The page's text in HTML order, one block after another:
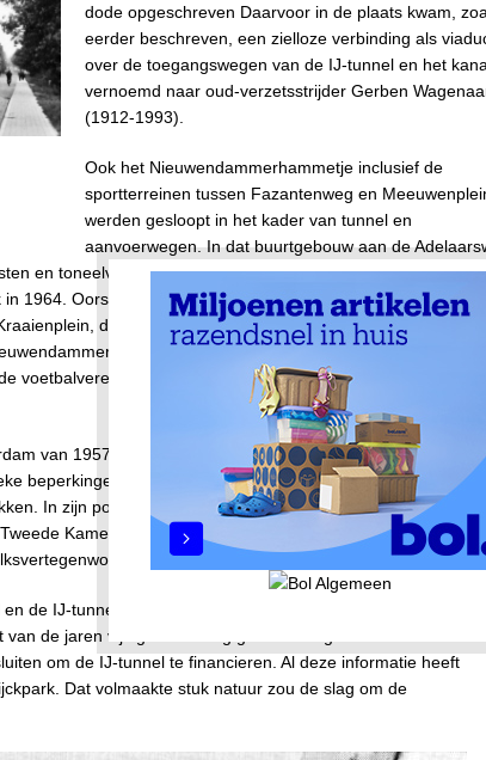
dode opgeschreven Daarvoor in de plaats kwam,
eerder beschreven, een zielloze verbinding als
over de toegangswegen van de IJ-tunnel en het
vernoemd naar oud-verzetsstrijder Gerben
(1912-1993).
Ook het Nieuwendammerhammetje inclusief de
sportterreinen tussen Fazantenweg en
werden gesloopt in het kader van tunnel en
aanvoerwegen. In dat buurtgebouw aan de
en toneelvoorstellingen plaats. Ik herinner me zelfs een
1964. Oorspronkelijk, schrijft de Telegraaf van 17 december
dat tot een circuit zou worden verbouwd. Na
in de weg. De Telegraaf vervolgt: ‘Van het
voetbalvereniging Volewijckers zal een ander terrein moeten
van 1957 tot 1967, onderging in het voorjaar van 1957 een
beperkingen liet hij geen moment voorbijgaan om de
In zijn postoperatieve toestand bedacht hij een stunt om te
Kamer. Hij sprak hen toe via een grammofoonplaatje, dat
kreeg toegestuurd.
de IJ-tunnel werd extra dik aangezet door de
de jaren vijftig. Den Haag gaf voorrang aan de Coentunnel
om de IJ-tunnel te financieren. Al deze informatie heeft
Dat volmaakte stuk natuur zou de slag om de